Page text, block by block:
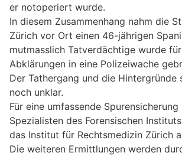
er notoperiert wurde.
In diesem Zusammenhang nahm die
Zürich vor Ort einen 46-jährigen
mutmasslich Tatverdächtige wurde
Abklärungen in eine Polizeiwache
Der Tathergang und die Hintergründe
noch unklar.
Für eine umfassende
Spezialisten des Forensischen
das Institut für Rechtsmedizin Zürich
Die weiteren Ermittlungen werden